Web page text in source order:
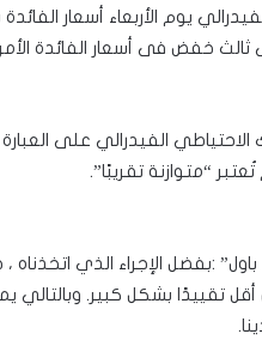
الفيدرالي على
“متوازنة تقريبًا”.
:بفضل الإجراء الذي
تقييدًا بشكل كبير. وبالتالي